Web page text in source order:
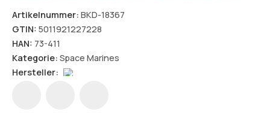
Artikelnummer: BKD-18367
GTIN: 5011921227228
HAN: 73-411
Kategorie: Space Marines
Hersteller: